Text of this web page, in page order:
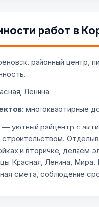
работ в
районный центр,
Ленина
многоквартирные
— уютный райцентр с
и вторичке, делаем
Красная, Ленина, Мира.
смета, соблюдение